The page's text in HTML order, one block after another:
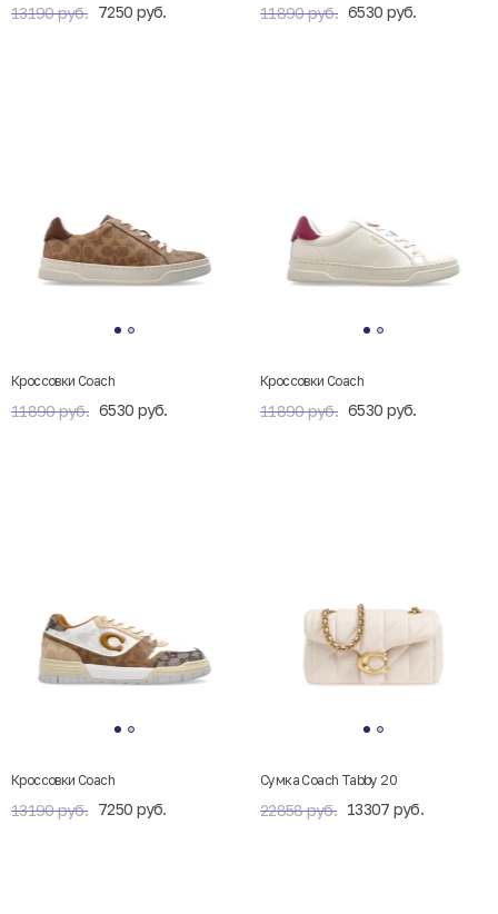
13190 руб. 7250 руб. 11890 руб. 6530 руб.
Кроссовки Coach
11890 руб. 6530 руб.
Кроссовки Coach
11890 руб. 6530 руб.
Кроссовки Coach
13190 руб. 7250 руб.
Сумка Coach Tabby 20
22858 руб. 13307 руб.